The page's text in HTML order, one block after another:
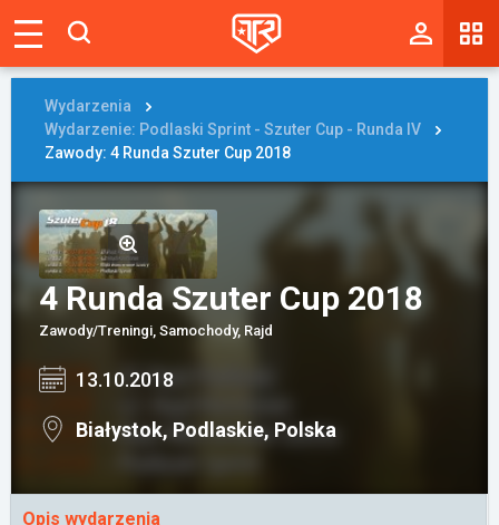
Tablica
Wyniki
Blogi
Galerie
Wydarzenia
Wydarzenia
Wydarzenie: Podlaski Sprint - Szuter Cup - Runda IV
Zawody: 4 Runda Szuter Cup 2018
4 Runda Szuter Cup 2018
Zawody/Treningi, Samochody, Rajd
13.10.2018
Białystok, Podlaskie, Polska
Opis wydarzenia